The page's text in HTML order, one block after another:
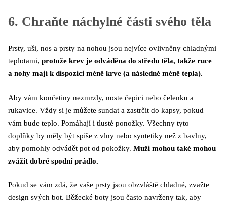
6. Chraňte náchylné části svého těla
Prsty, uši, nos a prsty na nohou jsou nejvíce ovlivněny chladnými
teplotami, protože krev je odváděna do středu těla, takže ruce
a nohy mají k dispozici méně krve (a následně méně tepla).
Aby vám končetiny nezmrzly, noste čepici nebo čelenku a
rukavice. Vždy si je můžete sundat a zastrčit do kapsy, pokud
vám bude teplo. Pomáhají i tlusté ponožky. Všechny tyto
doplňky by měly být spíše z vlny nebo syntetiky než z bavlny,
aby pomohly odvádět pot od pokožky. Muži mohou také mohou
zvážit dobré spodní prádlo.
Pokud se vám zdá, že vaše prsty jsou obzvláště chladné, zvažte
design svých bot. Běžecké boty jsou často navrženy tak, aby